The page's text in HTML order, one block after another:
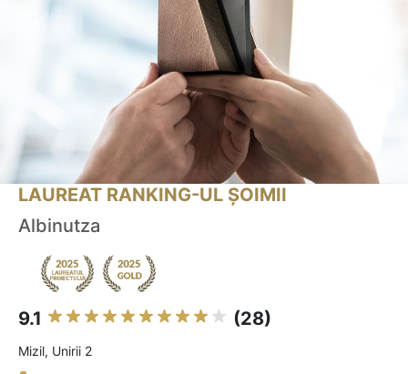
LAUREAT RANKING-UL ȘOIMII
Albinutza
9.1 (28)
Mizil, Unirii 2